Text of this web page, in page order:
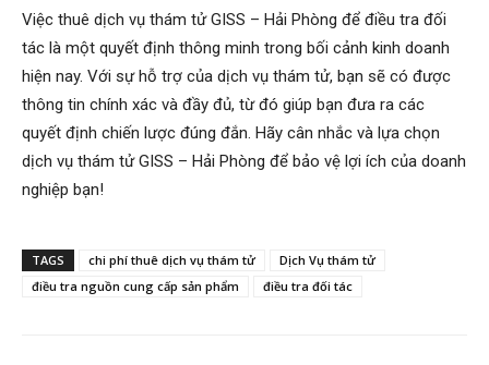
Việc thuê dịch vụ thám tử GISS – Hải Phòng để điều tra đối
tác là một quyết định thông minh trong bối cảnh kinh doanh
hiện nay. Với sự hỗ trợ của dịch vụ thám tử, bạn sẽ có được
thông tin chính xác và đầy đủ, từ đó giúp bạn đưa ra các
quyết định chiến lược đúng đắn. Hãy cân nhắc và lựa chọn
dịch vụ thám tử GISS – Hải Phòng để bảo vệ lợi ích của doanh
nghiệp bạn!
TAGS chi phí thuê dịch vụ thám tử
Dịch Vụ thám tử
điều tra nguồn cung cấp sản phẩm
điều tra đối tác